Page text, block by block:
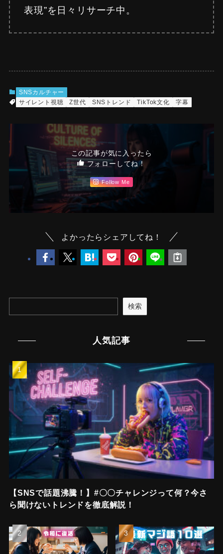
表現”を日々リサーチ中。
SNSカルチャー
サイレント視聴
Z世代 SNSトレンド TikTok文化 字幕
この記事が気に入ったら
フォローしてね！
Follow Me
よかったらシェアしてね！
検索
人気記事
【SNSで話題沸騰！】#〇〇チャレンジって何？今さ
ら聞けないトレンドを徹底解説！